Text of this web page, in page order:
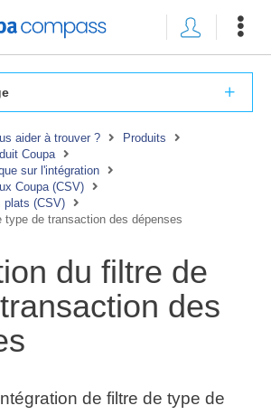
aider à trouver ?
Produits
Coupa
sur l'intégration
Coupa (CSV)
plats (CSV)
type de transaction des dépenses
du filtre de
des
de filtre de type de